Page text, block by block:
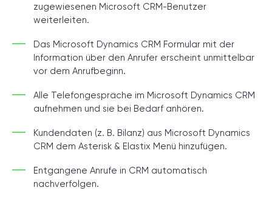
zugewiesenen Microsoft CRM-Benutzer
weiterleiten.
Das Microsoft Dynamics CRM Formular mit der
Information über den Anrufer erscheint unmittelbar
vor dem Anrufbeginn.
Alle Telefongespräche im Microsoft Dynamics CRM
aufnehmen und sie bei Bedarf anhören.
Kundendaten (z. B. Bilanz) aus Microsoft Dynamics
CRM dem Asterisk & Elastix Menü hinzufügen.
Entgangene Anrufe in CRM automatisch
nachverfolgen.